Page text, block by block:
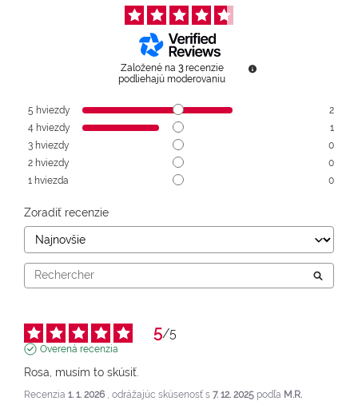
Založené na 3 recenzie
podliehajú moderovaniu
5 hviezdy
2
4 hviezdy
1
3 hviezdy
0
2 hviezdy
0
1 hviezda 0
Zoradiť recenzie
5/5
Overená recenzia
Rosa, musím to skúsiť.
Recenzia 1. 1. 2026 , odrážajúc skúsenosť s 7. 12. 2025 podľa M.R.